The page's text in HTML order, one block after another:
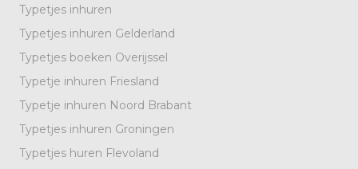
Typetjes inhuren
Typetjes inhuren Gelderland
Typetjes boeken Overijssel
Typetje inhuren Friesland
Typetje inhuren Noord Brabant
Typetjes inhuren Groningen
Typetjes huren Flevoland